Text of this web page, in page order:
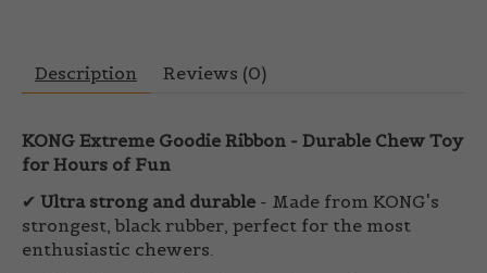
Description Reviews (0)
KONG Extreme Goodie Ribbon - Durable Chew Toy
for Hours of Fun
✔ Ultra strong and durable - Made from KONG's
strongest, black rubber, perfect for the most
enthusiastic chewers.